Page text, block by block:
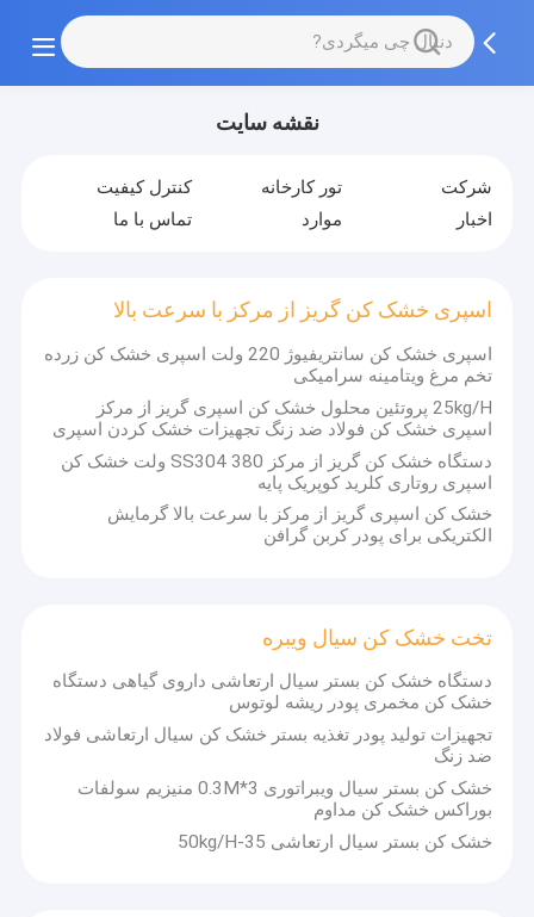
نقشه سایت
شرکت تور کارخانه
کنترل کیفیت
اخبار
موارد تماس با ما
اسپری خشک کن گریز از مرکز با سرعت بالا
اسپری خشک کن سانتریفیوژ 220 ولت اسپری خشک کن زرده
تخم مرغ ویتامینه سرامیکی
25kg/H پروتئین محلول خشک کن اسپری گریز از مرکز
اسپری خشک کن فولاد ضد زنگ تجهیزات خشک کردن اسپری
دستگاه خشک کن گریز از مرکز SS304 380 ولت خشک کن
اسپری روتاری کلرید کوپریک پایه
خشک کن اسپری گریز از مرکز با سرعت بالا گرمایش
الکتریکی برای پودر کربن گرافن
تخت خشک کن سیال ویبره
دستگاه خشک کن بستر سیال ارتعاشی داروی گیاهی دستگاه
خشک کن مخمری پودر ریشه لوتوس
تجهیزات تولید پودر تغذیه بستر خشک کن سیال ارتعاشی فولاد
ضد زنگ
خشک کن بستر سیال ویبراتوری 3*0.3M منیزیم سولفات
بوراکس خشک کن مداوم
خشک کن بستر سیال ارتعاشی 35-50kg/H